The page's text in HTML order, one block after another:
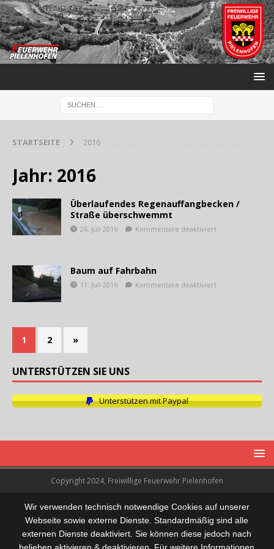
STARTSEITE 2016
Jahr: 2016
Überlaufendes Regenauffangbecken /
Straße überschwemmt
26. Juli 2016 Kommentare deaktiviert
Baum auf Fahrbahn
11. Juli 2016 Kommentare deaktiviert
1 2 »
UNTERSTÜTZEN SIE UNS
Unterstützen mit Paypal
Copyright 2024, Freiwillige Feuerwehr Pielenhofen
Wir verwenden technisch notwendige Cookies auf unserer
Webseite sowie externe Dienste. Standardmäßig sind alle
externen Dienste deaktiviert. Sie können diese jedoch nach
belieben aktivieren & deaktivieren. Für weitere Informationen